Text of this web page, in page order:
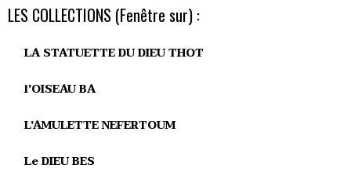
LES COLLECTIONS (Fenêtre sur) :
LA STATUETTE DU DIEU THOT
l'OISEAU BA
L'AMULETTE NEFERTOUM
Le DIEU BES